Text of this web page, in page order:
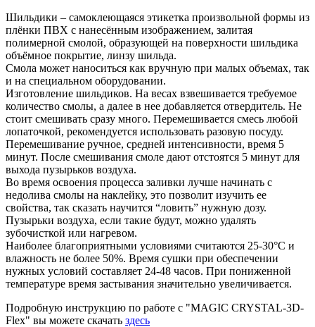
Шильдики – самоклеющаяся этикетка произвольной формы из
плёнки ПВХ с нанесённым изображением, залитая
полимерной смолой, образующей на поверхности шильдика
объёмное покрытие, линзу шильда.
Смола может наноситься как вручную при малых объемах, так
и на специальном оборудовании.
Изготовление шильдиков. На весах взвешивается требуемое
количество смолы, а далее в нее добавляется отвердитель. Не
стоит смешивать сразу много. Перемешивается смесь любой
лопаточкой, рекомендуется использовать разовую посуду.
Перемешивание ручное, средней интенсивности, время 5
минут. После смешивания смоле дают отстоятся 5 минут для
выхода пузырьков воздуха.
Во время освоения процесса заливки лучше начинать с
недолива смолы на наклейку, это позволит изучить ее
свойства, так сказать научится “ловить” нужную дозу.
Пузырьки воздуха, если такие будут, можно удалять
зубочисткой или нагревом.
Наиболее благоприятными условиями считаются 25-30°С и
влажность не более 50%. Время сушки при обеспечении
нужных условий составляет 24-48 часов. При пониженной
температуре время застывания значительно увеличивается.
Подробную инструкцию по работе с "MAGIC CRYSTAL-3D-
Flex" вы можете скачать здесь